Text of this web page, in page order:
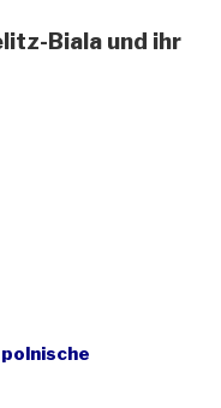
Biala und ihr